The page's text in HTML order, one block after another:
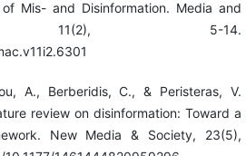
Mis- and Disinformation. Media and
11(2), 5-14.
A., Berberidis, C., & Peristeras, V.
review on disinformation: Toward a
New Media & Society, 23(5),